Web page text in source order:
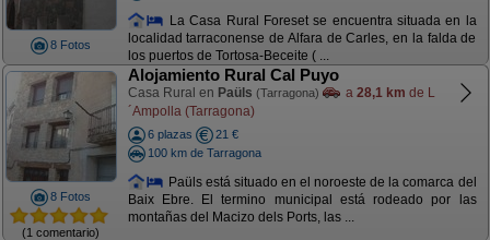
8 Fotos
La Casa Rural Foreset se encuentra situada en la
localidad tarraconense de Alfara de Carles, en la falda de
los puertos de Tortosa-Beceite ( ...
8 Fotos
(1 comentario)
Alojamiento Rural Cal Puyo
Casa Rural en Paüls (Tarragona) a 28,1 km de L
´Ampolla (Tarragona)
6 plazas
21 €
100 km de Tarragona
Paüls está situado en el noroeste de la comarca del
Baix Ebre. El termino municipal está rodeado por las
montañas del Macizo dels Ports, las ...